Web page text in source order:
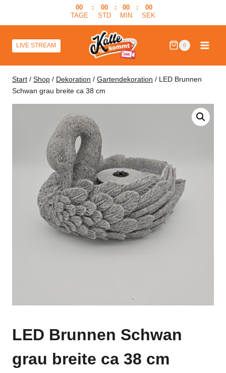
00
TAGE
:
00
STD
:
00
MIN
:
00
SEK
LIVE STREAM 0
Start / Shop / Dekoration / Gartendekoration / LED Brunnen
Schwan grau breite ca 38 cm
LED Brunnen Schwan
grau breite ca 38 cm